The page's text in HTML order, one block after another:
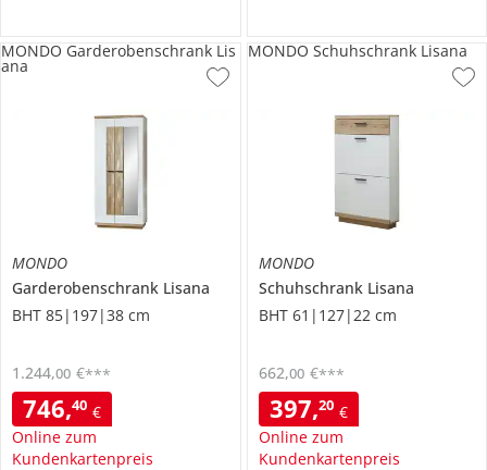
MONDO
Garderobenschrank Lisana
BHT 85|197|38 cm
746,40 €
Online zum
Kundenkartenpreis
1.244,00 €***
MONDO Garderobenschrank Lis
ana
MONDO
Schuhschrank Lisana
BHT 61|127|22 cm
397,20 €
Online zum
Kundenkartenpreis
662,00 €***
MONDO Schuhschrank Lisana